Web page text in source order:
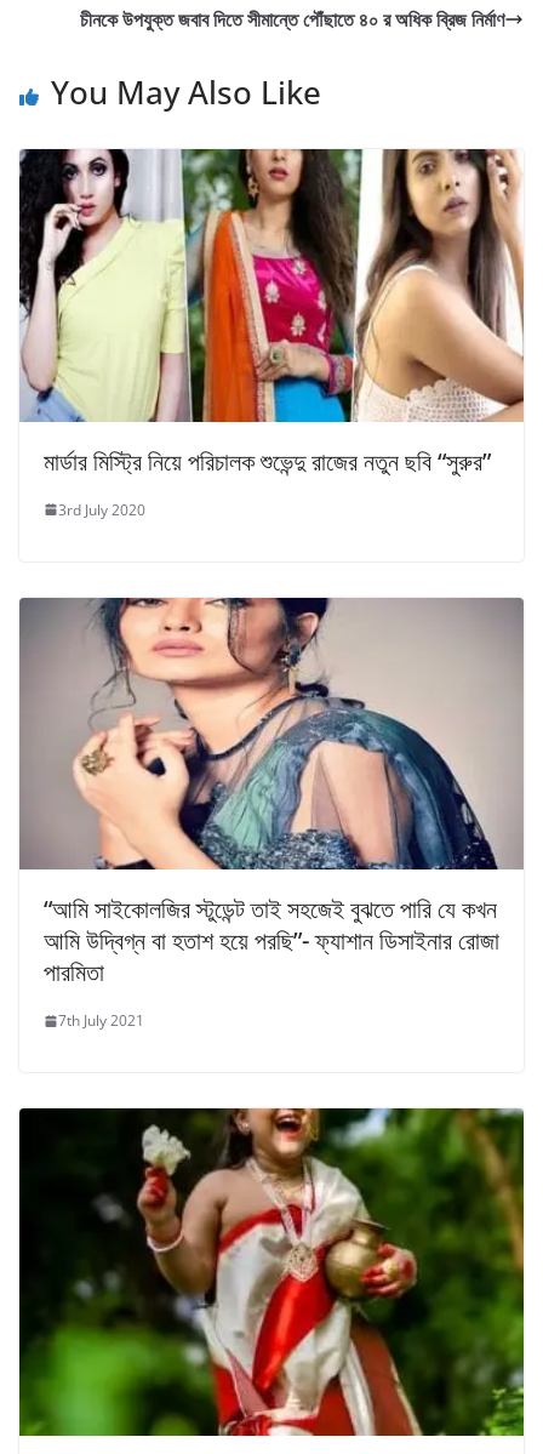
চীনকে উপযুক্ত জবাব দিতে সীমান্তে পৌঁছাতে ৪০ র অধিক ব্রিজ নির্মাণ
You May Also Like
মার্ডার মিস্ট্রি নিয়ে পরিচালক শুভেন্দু রাজের নতুন ছবি “সুরুর”
3rd July 2020
“আমি সাইকোলজির স্টুডেন্ট তাই সহজেই বুঝতে পারি যে কখন
আমি উদ্বিগ্ন বা হতাশ হয়ে পরছি”- ফ্যাশান ডিসাইনার রোজা
পারমিতা
7th July 2021